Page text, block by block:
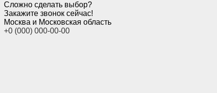
Сложно сделать выбор?
Закажите звонок сейчас!
Москва и Московская область
+0 (000) 000-00-00